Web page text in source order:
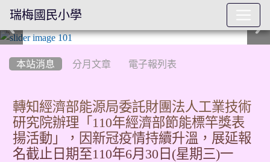
本站消息 分月文章 電子報列表
轉知經濟部能源局委託財團法人工業技術
研究院辦理「110年經濟部節能標竿獎表
揚活動」，因新冠疫情持續升溫，展延報
名截止日期至110年6月30日(星期三)一
瑞梅國民小學